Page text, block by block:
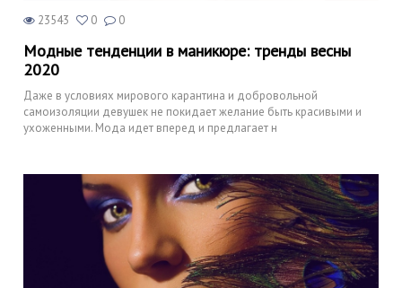
23543 0 0
Модные тенденции в маникюре: тренды весны
2020
Даже в условиях мирового карантина и добровольной
самоизоляции девушек не покидает желание быть красивыми и
ухоженными. Мода идет вперед и предлагает н